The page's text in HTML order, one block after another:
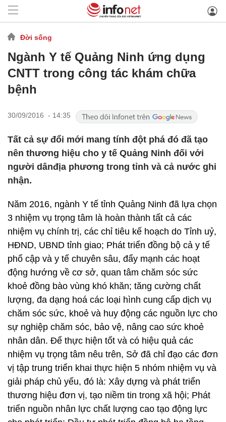
Đời sống
Ngành Y tế Quảng Ninh ứng dụng
CNTT trong công tác khám chữa
bệnh
30/09/2016 - 14:35
Tất cả sự đổi mới mang tính đột phá đó đã tạo
nên thương hiệu cho y tế Quảng Ninh đối với
người dânđịa phương trong tỉnh và cả nước ghi
nhận.
Năm 2016, ngành Y tế tỉnh Quảng Ninh đã lựa chọn
3 nhiệm vụ trọng tâm là hoàn thành tất cả các
nhiệm vụ chính trị, các chỉ tiêu kế hoạch do Tỉnh uỷ,
HĐND, UBND tỉnh giao; Phát triển đồng bộ cả y tế
phổ cập và y tế chuyên sâu, đẩy mạnh các hoạt
động hướng về cơ sở, quan tâm chăm sóc sức
khoẻ đồng bào vùng khó khăn; tăng cường chất
lượng, đa dạng hoá các loại hình cung cấp dịch vụ
chăm sóc sức, khoẻ và huy động các nguồn lực cho
sự nghiệp chăm sóc, bảo vệ, nâng cao sức khoẻ
nhân dân. Để thực hiện tốt và có hiệu quả các
nhiệm vụ trọng tâm nêu trên, Sở đã chỉ đạo các đơn
vị tập trung triển khai thực hiện 5 nhóm nhiệm vụ và
giải pháp chủ yếu, đó là: Xây dựng và phát triển
thương hiệu đơn vị, tạo niềm tin trong xã hội; Phát
triển nguồn nhân lực chất lượng cao tạo động lực